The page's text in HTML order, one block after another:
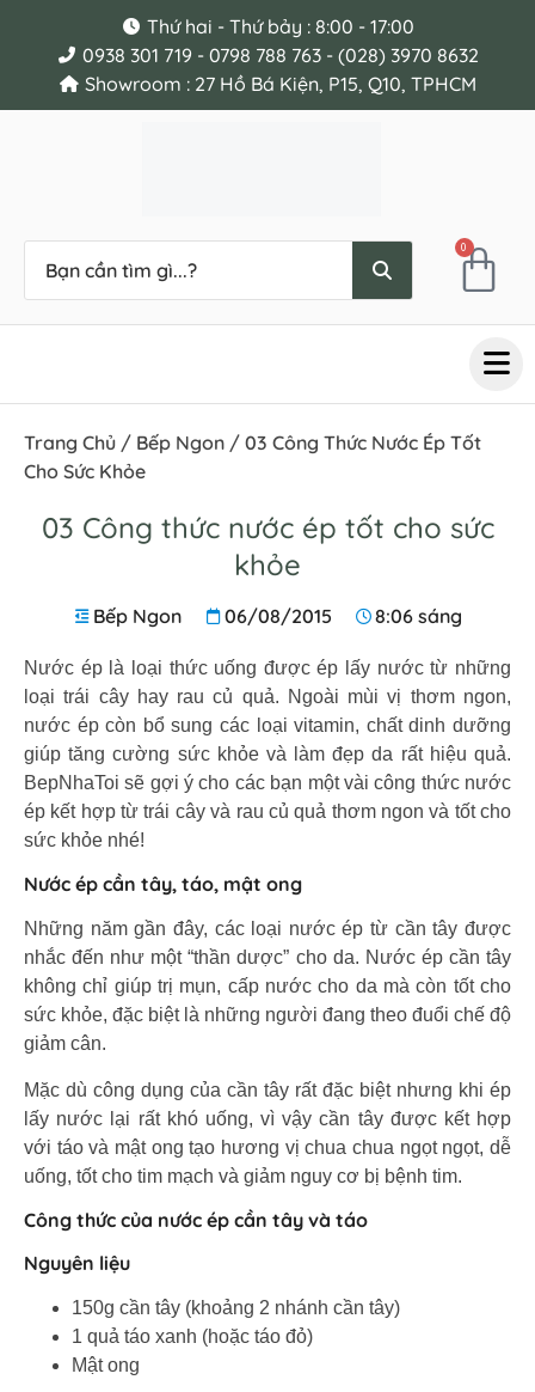
Thứ hai - Thứ bảy : 8:00 - 17:00
0938 301 719 - 0798 788 763 - (028) 3970 8632
Showroom : 27 Hồ Bá Kiện, P15, Q10, TPHCM
0
Trang Chủ / Bếp Ngon / 03 Công Thức Nước Ép Tốt
Cho Sức Khỏe
03 Công thức nước ép tốt cho sức
khỏe
Bếp Ngon 06/08/2015 8:06 sáng
Nước ép là loại thức uống được ép lấy nước từ những
loại trái cây hay rau củ quả. Ngoài mùi vị thơm ngon,
nước ép còn bổ sung các loại vitamin, chất dinh dưỡng
giúp tăng cường sức khỏe và làm đẹp da rất hiệu quả.
BepNhaToi sẽ gợi ý cho các bạn một vài công thức nước
ép kết hợp từ trái cây và rau củ quả thơm ngon và tốt cho
sức khỏe nhé!
Nước ép cần tây, táo, mật ong
Những năm gần đây, các loại nước ép từ cần tây được
nhắc đến như một “thần dược” cho da. Nước ép cần tây
không chỉ giúp trị mụn, cấp nước cho da mà còn tốt cho
sức khỏe, đặc biệt là những người đang theo đuổi chế độ
giảm cân.
Mặc dù công dụng của cần tây rất đặc biệt nhưng khi ép
lấy nước lại rất khó uống, vì vậy cần tây được kết hợp
với táo và mật ong tạo hương vị chua chua ngọt ngọt, dễ
uống, tốt cho tim mạch và giảm nguy cơ bị bệnh tim.
Công thức của nước ép cần tây và táo
Nguyên liệu
150g cần tây (khoảng 2 nhánh cần tây)
1 quả táo xanh (hoặc táo đỏ)
Mật ong